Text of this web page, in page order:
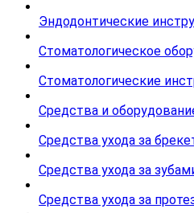
Эндодонтические
Стоматологическое
Стоматологические
Средства и
Средства ухода за
Средства ухода за
Средства ухода за